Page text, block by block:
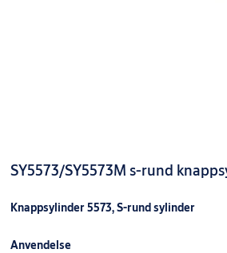
SY5573/SY5573M s-rund
Knappsylinder 5573, S-rund sylinder
Anvendelse